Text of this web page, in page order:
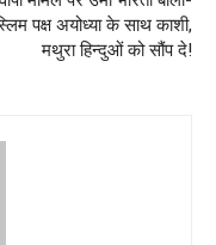
पक्ष अयोध्या के साथ काशी,
मथुरा हिन्दुओं को सौंप दे!